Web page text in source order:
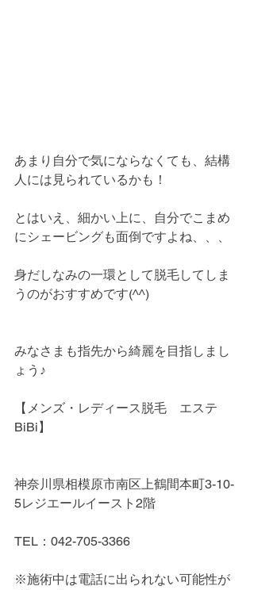
あまり自分で気にならなくても、結構
人には見られているかも！
とはいえ、細かい上に、自分でこまめ
にシェービングも面倒ですよね、、、
身だしなみの一環として脱毛してしま
うのがおすすめです(^^)
みなさまも指先から綺麗を目指しまし
ょう♪
【メンズ・レディース脱毛　エステ
BiBi】
神奈川県相模原市南区上鶴間本町3-10-
5レジエールイースト2階
TEL：042-705-3366
※施術中は電話に出られない可能性が